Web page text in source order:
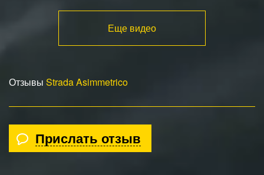
Еще видео
Отзывы Strada Asimmetrico
Прислать отзыв